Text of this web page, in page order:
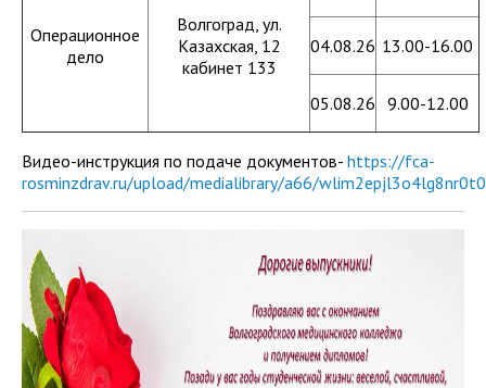
Операционное
дело
Волгоград, ул.
Казахская, 12
кабинет 133
04.08.26 13.00-16.00
05.08.26 9.00-12.00
Видео-инструкция по подаче документов- https://fca-
rosminzdrav.ru/upload/medialibrary/a66/